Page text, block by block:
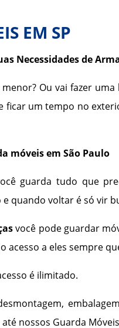
EM SP
Necessidades de
Ou vai fazer uma
ficar um tempo no
móveis em São Paulo
guarda tudo que
quando voltar é só vir
você pode guardar
acesso a eles sempre
é ilimitado.
nossos Guarda